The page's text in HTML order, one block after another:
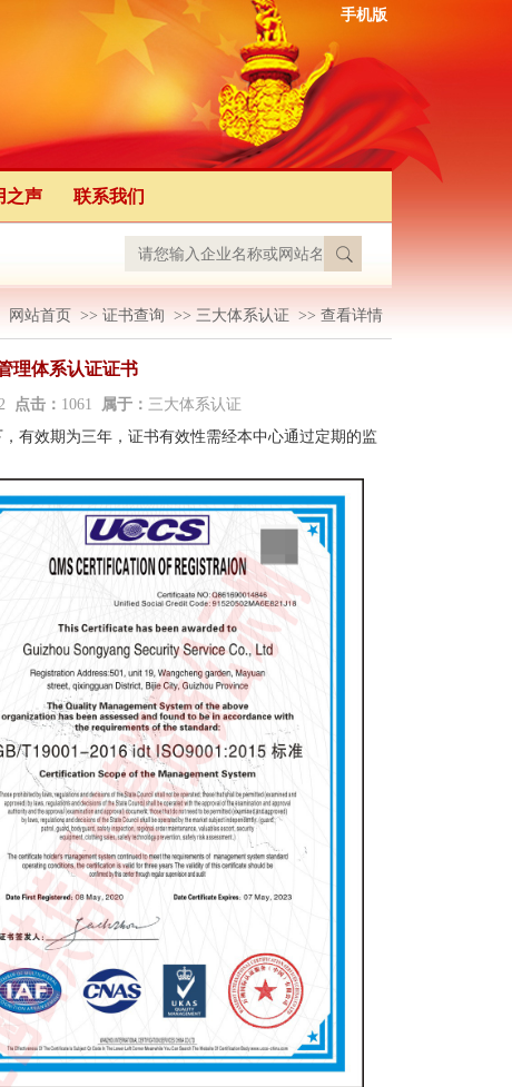
手机版
之声 联系我们
网站首页 >> 证书查询 >> 三大体系认证 >> 查看详情
理体系认证证书
点击： 1061 属于： 三大体系认证
有效期为三年，证书有效性需经本中心通过定期的监